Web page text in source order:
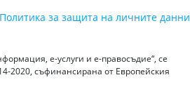
Политика за защита на личните данни
е-услуги и е-правосъдие“, се
2020, съфинансирана от Европейския